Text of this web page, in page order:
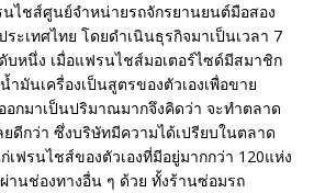
ไชส์ศูนย์จำหน่ายรถจักรยานยนต์มือสอง
ระเทศไทย โดยดำเนินธุรกิจมาเป็นเวลา 7
บหนึ่ง เมื่อแฟรนไชส์มอเตอร์ไซด์มีสมาชิก
มันเครื่องเป็นสูตรของตัวเองเพื่อขาย
กมาเป็นปริมาณมากจึงคิดว่า จะทำตลาด
ยดีกว่า ซึ่งบริษัทมีความได้เปรียบในตลาด
เฟรนไชส์ของตัวเองที่มีอยู่มากกว่า 120แห่ง
านช่องทางอื่น ๆ ด้วย ทั้งร้านซ่อมรถ